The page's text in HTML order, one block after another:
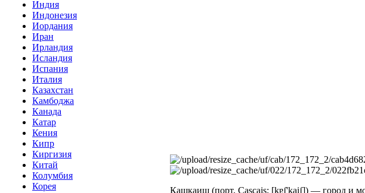
Индия
Индонезия
Иордания
Иран
Ирландия
Исландия
Испания
Италия
Казахстан
Камбоджа
Канада
Катар
Кения
Кипр
Киргизия
Китай
Колумбия
Корея
Кашкаиш (порт. Cascais; [kɐʃ'kaiʃ]) — город и